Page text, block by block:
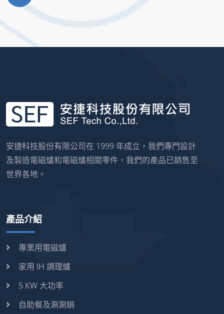
安捷科技股份有限公司在 1999 年成立，我們專門設計
及製造電磁爐和電磁爐相關零件，我們的產品已銷售至
世界各地。
產品介紹
專業用電磁爐
家用 IH 調理爐
5 KW 大功率
自助餐及涮涮鍋